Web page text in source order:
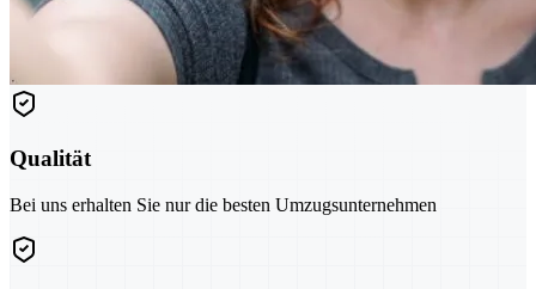
Qualität
Bei uns erhalten Sie nur die besten Umzugsunternehmen